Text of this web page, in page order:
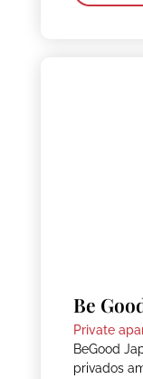
Be
Private
BeGood
privados